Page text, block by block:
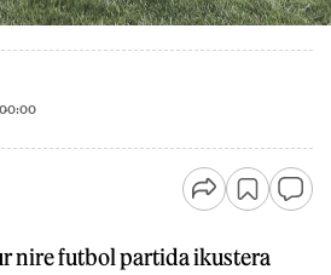
00:00
nire futbol partida ikustera